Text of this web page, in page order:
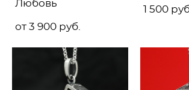
Любовь
от 3 900 pуб.
1 500